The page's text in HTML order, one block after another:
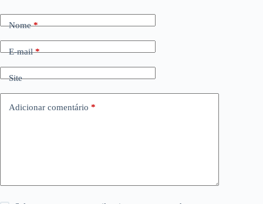
Nome*
E-mail*
Site
Adicionar comentário *